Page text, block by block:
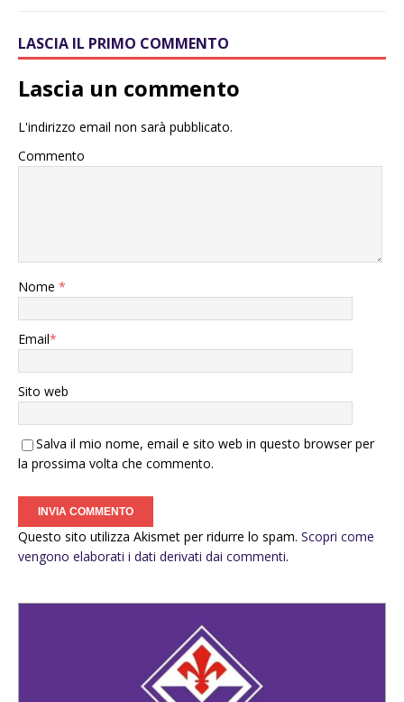
LASCIA IL PRIMO COMMENTO
Lascia un commento
L'indirizzo email non sarà pubblicato.
Commento
Nome *
Email*
Sito web
Salva il mio nome, email e sito web in questo browser per
la prossima volta che commento.
Questo sito utilizza Akismet per ridurre lo spam. Scopri come
vengono elaborati i dati derivati dai commenti.